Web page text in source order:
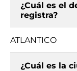
¿Cuál es el
registra?
ATLANTICO
¿Cuál es la